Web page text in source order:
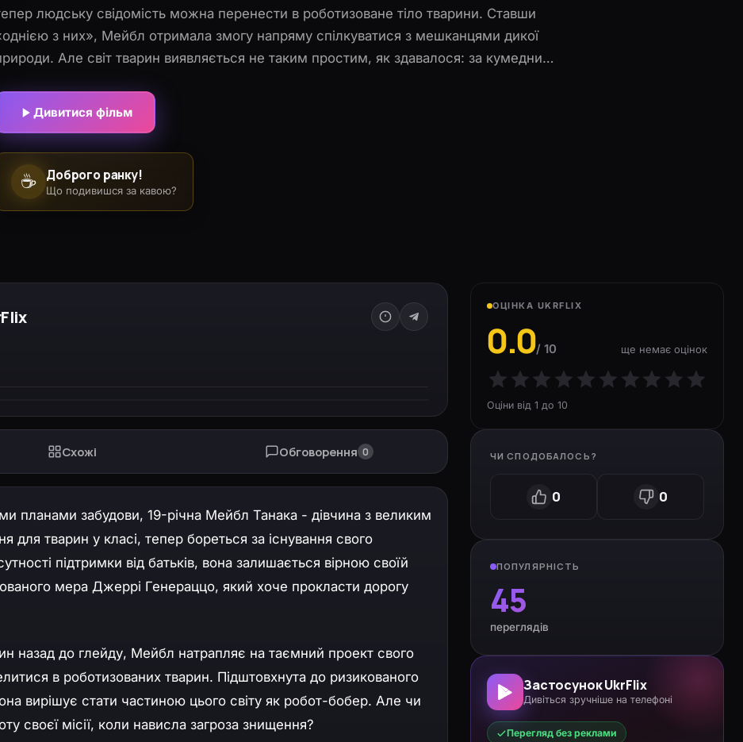
людську свідомість можна перенести в роботизоване тіло тварини. Ставши
з них», Мейбл отримала змогу напряму спілкуватися з мешканцями дикої
Але світ тварин виявляється не таким простим, як здавалося: за кумедними
і про природу, і про себе.
Дивитися фільм
☕ Доброго ранку!
Що подивишся за кавою?
Схожі Обговорення 0
планами забудови, 19-річна Мейбл Танака - дівчина з великим
тварин у класі, тепер бореться за існування свого
підтримки від батьків, вона залишається вірною своїй
мера Джеррі Генераццо, який хоче прокласти дорогу
назад до глейду, Мейбл натрапляє на таємний проект свого
в роботизованих тварин. Підштовхнута до ризикованого
вирішує стати частиною цього світу як робот-бобер. Але чи
своєї місії, коли нависла загроза знищення?
ОЦІНКА UKRFLIX
0.0/ 10 ще немає оцінок
Оціни від 1 до 10
ЧИ СПОДОБАЛОСЬ?
0 0
ПОПУЛЯРНІСТЬ
45
переглядів
Застосунок UkrFlix
Дивіться зручніше на телефоні
Перегляд без реклами